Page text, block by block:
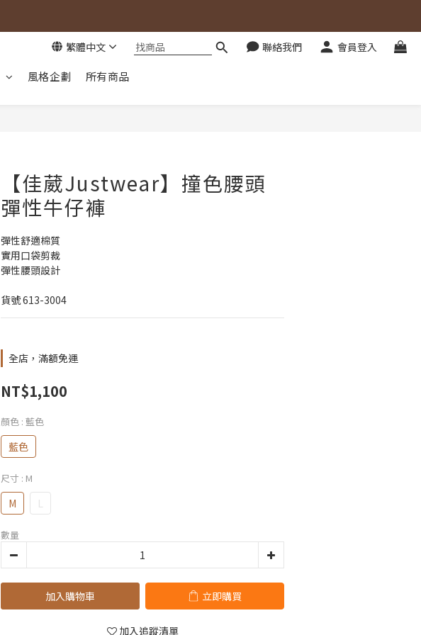
繁體中文 聯絡我們 會員登入
風格企劃 所有商品
【佳葳Justwear】撞色腰頭
彈性牛仔褲
彈性舒適棉質
實用口袋剪裁
彈性腰頭設計
貨號 613-3004
全店，滿額免運
NT$1,100
顏色 : 藍色
藍色
尺寸 : M
M L
數量
加入購物車 立即購買
加入追蹤清單